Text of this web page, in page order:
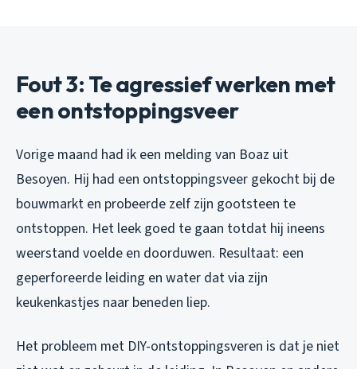
Fout 3: Te agressief werken met
een ontstoppingsveer
Vorige maand had ik een melding van Boaz uit
Besoyen. Hij had een ontstoppingsveer gekocht bij de
bouwmarkt en probeerde zelf zijn gootsteen te
ontstoppen. Het leek goed te gaan totdat hij ineens
weerstand voelde en doorduwen. Resultaat: een
geperforeerde leiding en water dat via zijn
keukenkastjes naar beneden liep.
Het probleem met DIY-ontstoppingsveren is dat je niet